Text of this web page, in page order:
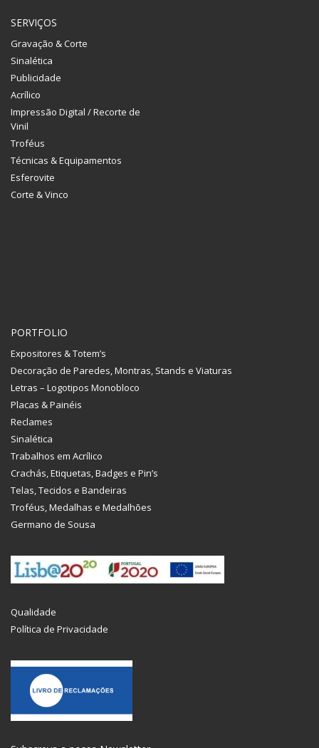
SERVIÇOS
Gravação & Corte
Sinalética
Publicidade
Acrílico
Impressão Digital / Recorte de
Vinil
Troféus
Técnicas & Equipamentos
Esferovite
Corte & Vinco
PORTFOLIO
Expositores & Totem’s
Decoração de Paredes, Montras, Stands e Viaturas
Letras – Logotipos Monobloco
Placas & Painéis
Reclames
Sinalética
Trabalhos em Acrílico
Crachás, Etiquetas, Badges e Pin’s
Telas, Tecidos e Bandeiras
Troféus, Medalhas e Medalhões
Germano de Sousa
Qualidade
Política de Privacidade